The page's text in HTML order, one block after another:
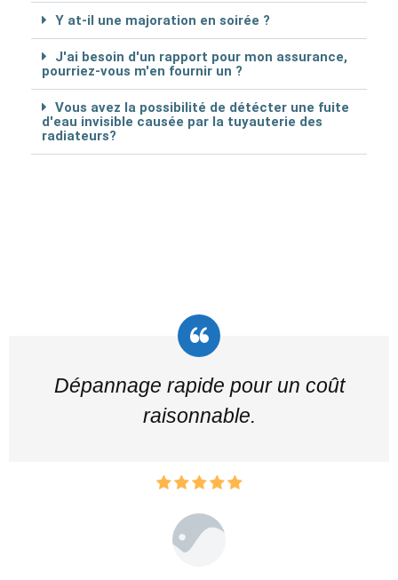
Y at-il une majoration en soirée ?
J'ai besoin d'un rapport pour mon assurance,
pourriez-vous m'en fournir un ?
Vous avez la possibilité de détécter une fuite
d'eau invisible causée par la tuyauterie des
radiateurs?
Dépannage rapide pour un coût
raisonnable.